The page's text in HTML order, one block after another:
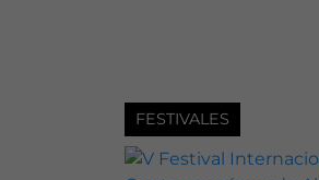
FESTIVALES